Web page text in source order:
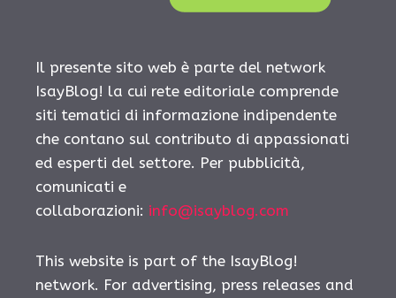
Il presente sito web è parte del network
IsayBlog! la cui rete editoriale comprende
siti tematici di informazione indipendente
che contano sul contributo di appassionati
ed esperti del settore. Per pubblicità,
comunicati e
collaborazioni: info@isayblog.com
This website is part of the IsayBlog!
network. For advertising, press releases and